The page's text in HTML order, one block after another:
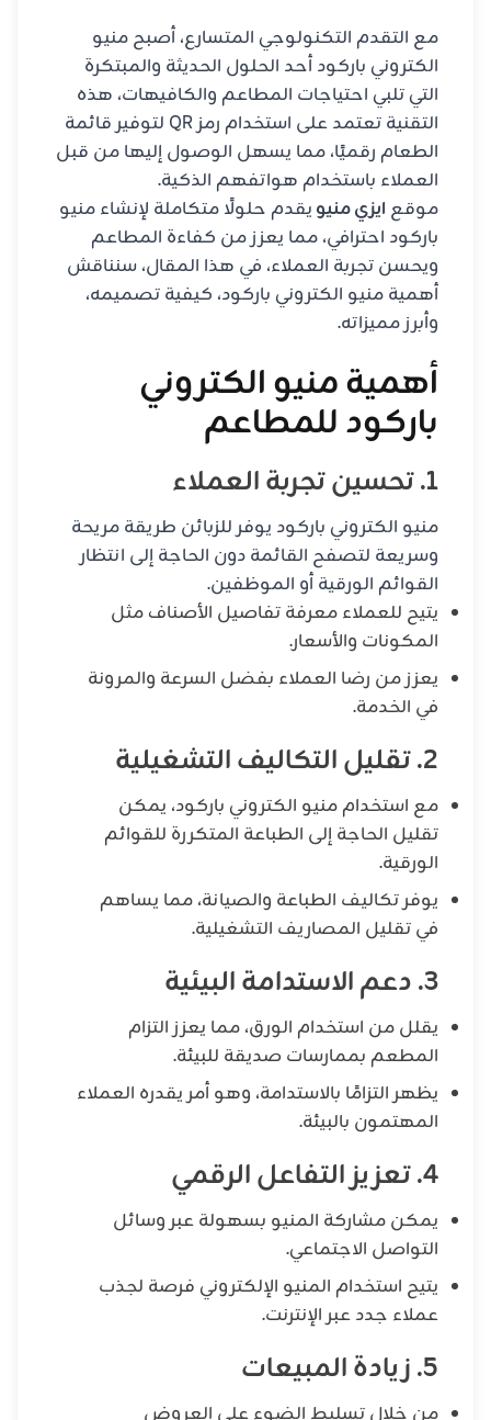
مع التقدم التكنولوجي المتسارع، أصبح منيو
الكتروني باركود أحد الحلول الحديثة والمبتكرة
التي تلبي احتياجات المطاعم والكافيهات، هذه
التقنية تعتمد على استخدام رمز QR لتوفير قائمة
الطعام رقميًا، مما يسهل الوصول إليها من قبل
العملاء باستخدام هواتفهم الذكية.
موقع ايزي منيويقدم حلولًا متكاملة لإنشاء منيو
باركود احترافي، مما يعزز من كفاءة المطاعم
ويحسن تجربة العملاء، في هذا المقال، سنناقش
أهمية منيو الكتروني باركود، كيفية تصميمه،
وأبرز مميزاته.
أهمية منيو الكتروني
باركود للمطاعم
1. تحسين تجربة العملاء
منيو الكتروني باركود يوفر للزبائن طريقة مريحة
وسريعة لتصفح القائمة دون الحاجة إلى انتظار
القوائم الورقية أو الموظفين.
يتيح للعملاء معرفة تفاصيل الأصناف مثل
المكونات والأسعار.
يعزز من رضا العملاء بفضل السرعة والمرونة
في الخدمة.
2. تقليل التكاليف التشغيلية
مع استخدام منيو الكتروني باركود، يمكن
تقليل الحاجة إلى الطباعة المتكررة للقوائم
الورقية.
يوفر تكاليف الطباعة والصيانة، مما يساهم
في تقليل المصاريف التشغيلية.
3. دعم الاستدامة البيئية
يقلل من استخدام الورق، مما يعزز التزام
المطعم بممارسات صديقة للبيئة.
يظهر التزامًا بالاستدامة، وهو أمر يقدره العملاء
المهتمون بالبيئة.
4. تعزيز التفاعل الرقمي
يمكن مشاركة المنيو بسهولة عبر وسائل
التواصل الاجتماعي.
يتيح استخدام المنيو الإلكتروني فرصة لجذب
عملاء جدد عبر الإنترنت.
5. زيادة المبيعات